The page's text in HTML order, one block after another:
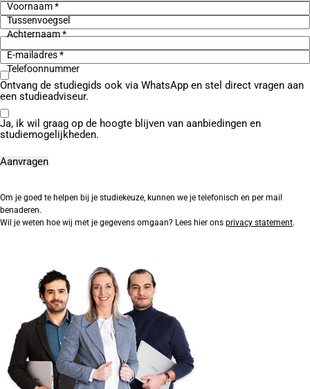
Voornaam *
Tussenvoegsel
Achternaam *
E-mailadres *
Telefoonnummer
Ontvang de studiegids ook via WhatsApp en stel direct vragen aan
een studieadviseur.
Ja, ik wil graag op de hoogte blijven van aanbiedingen en
studiemogelijkheden.
Om je goed te helpen bij je studiekeuze, kunnen we je telefonisch en per mail
benaderen.
Wil je weten hoe wij met je gegevens omgaan? Lees hier ons privacy statement.